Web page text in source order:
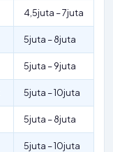
4,5juta – 7juta
5juta – 8juta
5juta – 9juta
5juta – 10juta
5juta – 8juta
5juta – 10juta